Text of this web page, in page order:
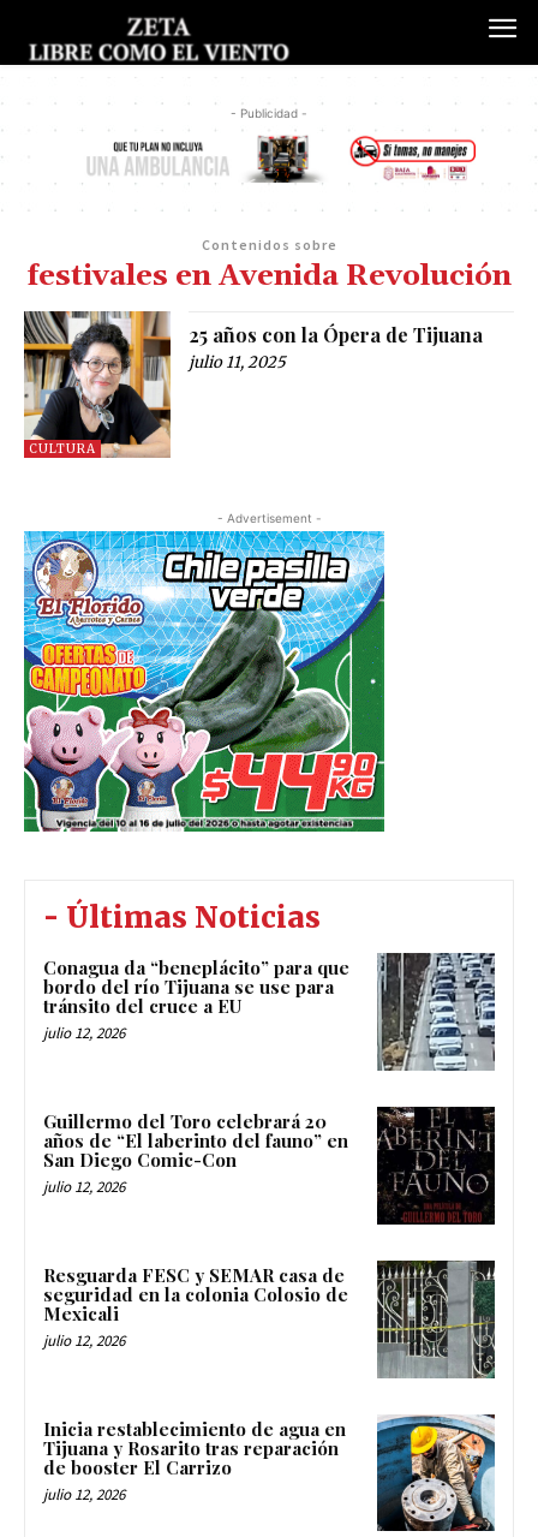
- Publicidad -
Contenidos sobre
festivales en Avenida Revolución
CULTURA
25 años con la Ópera de Tijuana
julio 11, 2025
- Advertisement -
- Últimas Noticias
Conagua da “beneplácito” para que
bordo del río Tijuana se use para
tránsito del cruce a EU
julio 12, 2026
Guillermo del Toro celebrará 20
años de “El laberinto del fauno” en
San Diego Comic-Con
julio 12, 2026
Resguarda FESC y SEMAR casa de
seguridad en la colonia Colosio de
Mexicali
julio 12, 2026
Inicia restablecimiento de agua en
Tijuana y Rosarito tras reparación
de booster El Carrizo
julio 12, 2026